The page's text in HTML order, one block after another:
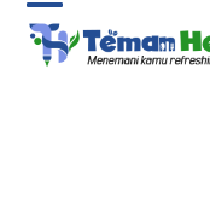
Skip
content
Open
mobile
Close
mobile